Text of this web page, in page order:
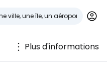
Plus d'informations
à